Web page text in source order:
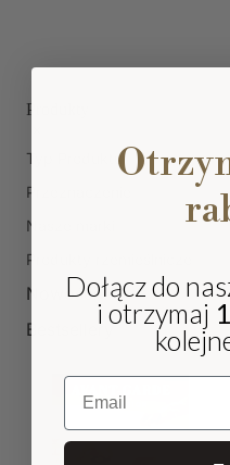
Produkty
Typ Produktu
Przeznaczenie
Nasze marki
Produkty rzemieślnicze
Nowości
Bestsellery
Dołącz do
i otrzymaj
Email